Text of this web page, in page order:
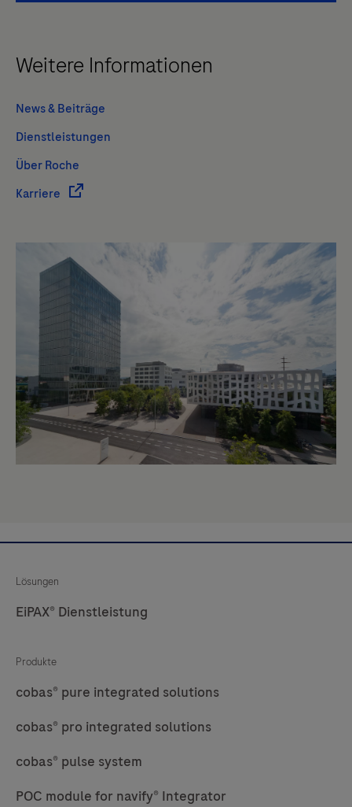
Weitere Informationen
News & Beiträge
Dienstleistungen
Über Roche
Karriere
Lösungen
EiPAX® Dienstleistung
Produkte
cobas® pure integrated solutions
cobas® pro integrated solutions
cobas® pulse system
POC module for navify® Integrator